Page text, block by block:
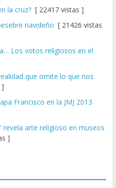
la cruz?[ 22417 vistas ]
navideño [ 21426 vistas
Los votos religiosos en el
que omite lo que nos
]
Francisco en la JMJ 2013
revela arte religioso en museos
]